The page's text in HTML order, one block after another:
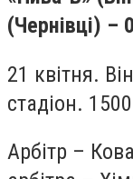
(Чернівці) –
21 квітня.
стадіон.
Арбітр –